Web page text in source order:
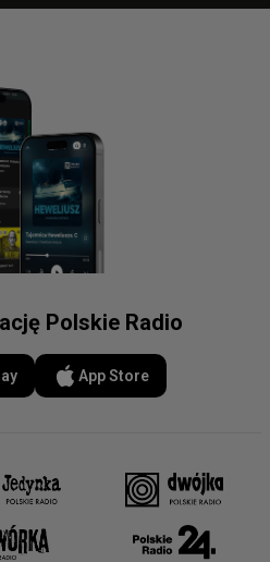
Polskie Radio
App Store